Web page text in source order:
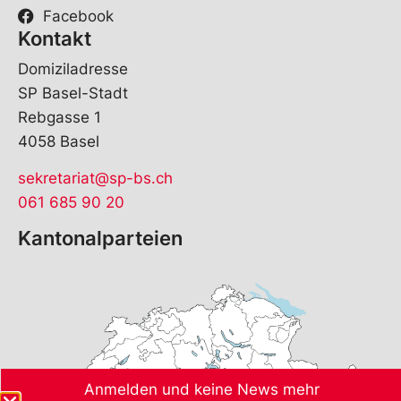
Facebook
Kontakt
Domiziladresse
SP Basel-Stadt
Rebgasse 1
4058 Basel
sekretariat@sp-bs.ch
061 685 90 20
Kantonalparteien
Anmelden und keine News mehr